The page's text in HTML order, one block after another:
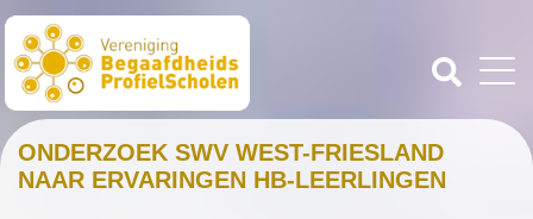
ONDERZOEK SWV WEST-FRIESLAND
NAAR ERVARINGEN HB-LEERLINGEN